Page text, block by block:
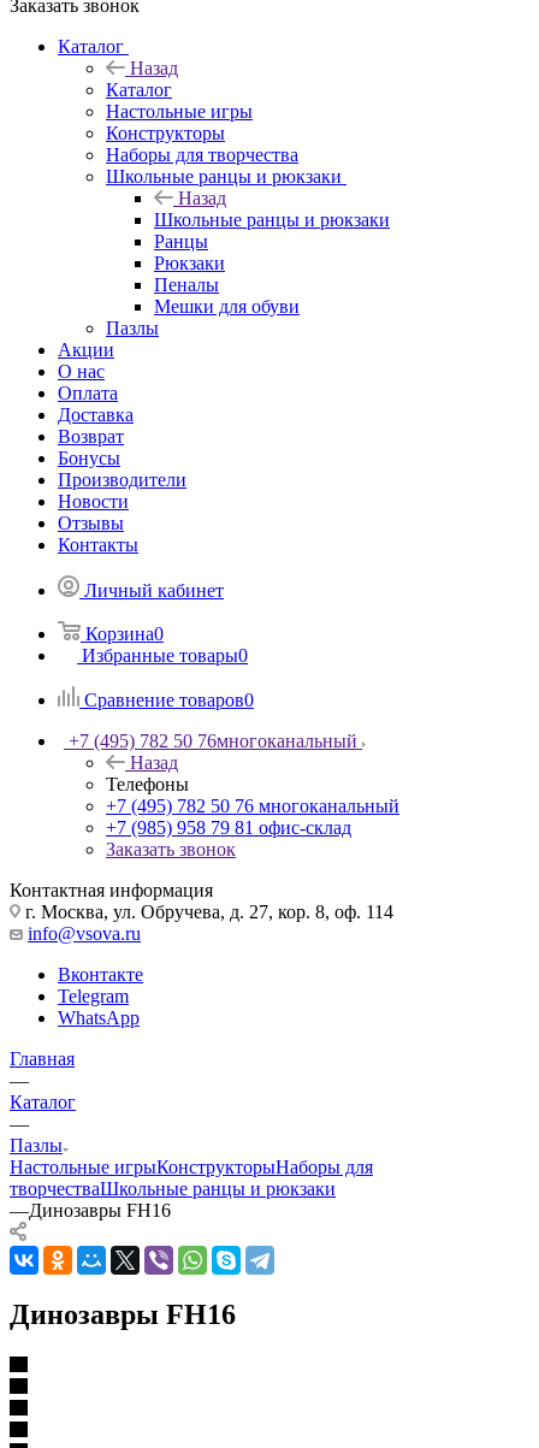
Заказать звонок
Каталог
Назад
Каталог
Настольные игры
Конструкторы
Наборы для творчества
Школьные ранцы и рюкзаки
Назад
Школьные ранцы и рюкзаки
Ранцы
Рюкзаки
Пеналы
Мешки для обуви
Пазлы
Акции
О нас
Оплата
Доставка
Возврат
Бонусы
Производители
Новости
Отзывы
Контакты
Личный кабинет
Корзина0
Избранные товары0
Сравнение товаров0
+7 (495) 782 50 76многоканальный
Назад
Телефоны
+7 (495) 782 50 76 многоканальный
+7 (985) 958 79 81 офис-склад
Заказать звонок
Контактная информация
г. Москва, ул. Обручева, д. 27, кор. 8, оф. 114
info@vsova.ru
Вконтакте
Telegram
WhatsApp
Главная
—
Каталог
—
Пазлы
Настольные игрыКонструкторыНаборы для
творчестваШкольные ранцы и рюкзаки
—Динозавры FH16
Динозавры FH16